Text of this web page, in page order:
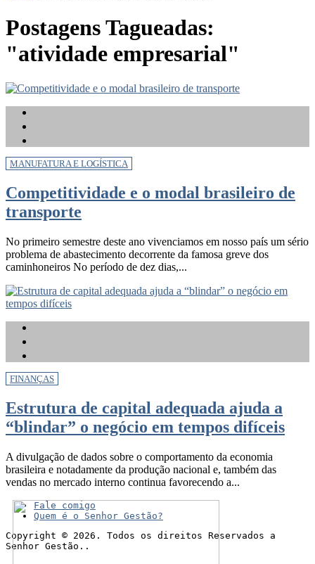
Postagens Tagueadas:
"atividade empresarial"
MANUFATURA E LOGÍSTICA
Competitividade e o modal brasileiro de
transporte
No primeiro semestre deste ano vivenciamos em nosso país um sério
problema de abastecimento decorrente da famosa greve dos
caminhoneiros No período de dez dias,...
FINANÇAS
Estrutura de capital adequada ajuda a
“blindar” o negócio em tempos difíceis
A divulgação de dados sobre o comportamento da economia
brasileira e notadamente da produção nacional e, também das
vendas no mercado interno continua favorecendo a...
Fale comigo
Quem é o Senhor Gestão?
Copyright © 2026. Todos os direitos Reservados a
Senhor Gestão..